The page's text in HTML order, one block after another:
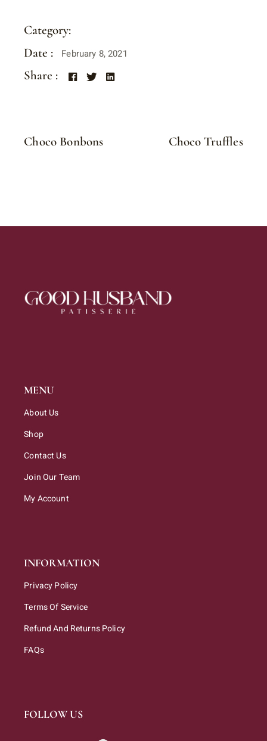
Category:
Date : February 8, 2021
Share :
Choco Bonbons Choco Truffles
MENU
About Us
Shop
Contact Us
Join Our Team
My Account
INFORMATION
Privacy Policy
Terms Of Service
Refund And Returns Policy
FAQs
FOLLOW US